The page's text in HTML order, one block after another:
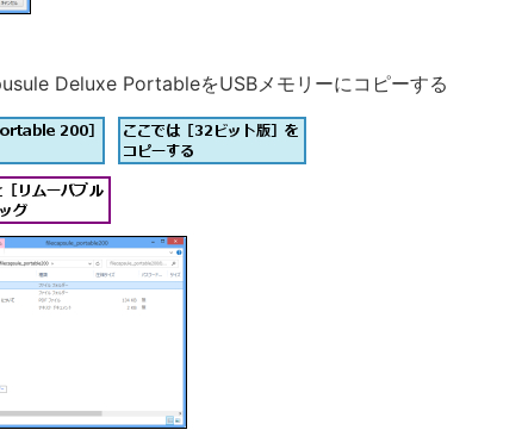
Deluxe PortableをUSBメモリーにコピーする